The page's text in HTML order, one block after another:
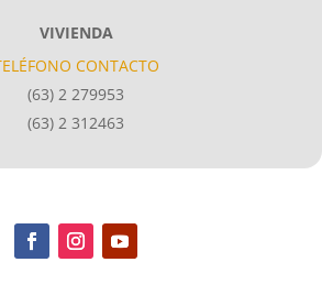
VIVIENDA
CONTACTO
(63) 2 279953
(63) 2 312463